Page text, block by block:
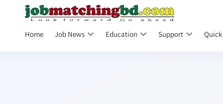
Home Job News Education Support